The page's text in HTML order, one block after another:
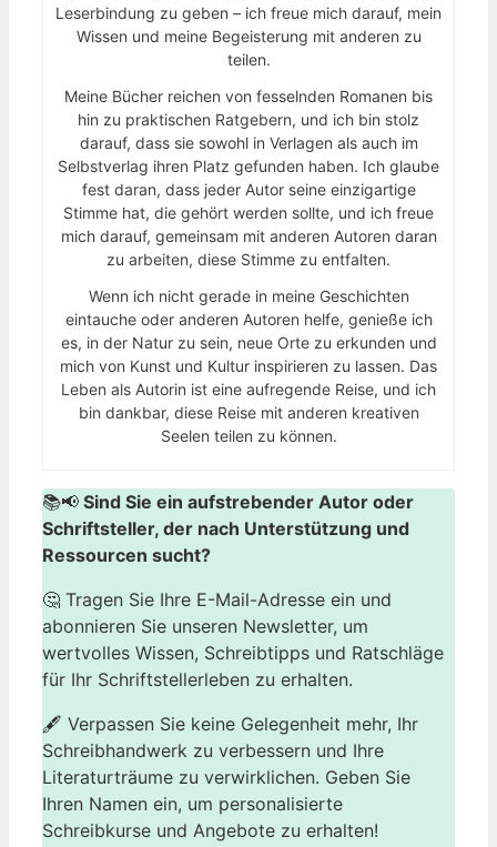
Leserbindung zu geben – ich freue mich darauf, mein
Wissen und meine Begeisterung mit anderen zu
teilen.
Meine Bücher reichen von fesselnden Romanen bis
hin zu praktischen Ratgebern, und ich bin stolz
darauf, dass sie sowohl in Verlagen als auch im
Selbstverlag ihren Platz gefunden haben. Ich glaube
fest daran, dass jeder Autor seine einzigartige
Stimme hat, die gehört werden sollte, und ich freue
mich darauf, gemeinsam mit anderen Autoren daran
zu arbeiten, diese Stimme zu entfalten.
Wenn ich nicht gerade in meine Geschichten
eintauche oder anderen Autoren helfe, genieße ich
es, in der Natur zu sein, neue Orte zu erkunden und
mich von Kunst und Kultur inspirieren zu lassen. Das
Leben als Autorin ist eine aufregende Reise, und ich
bin dankbar, diese Reise mit anderen kreativen
Seelen teilen zu können.
📚📢 Sind Sie ein aufstrebender Autor oder
Schriftsteller, der nach Unterstützung und
Ressourcen sucht?
🤔 Tragen Sie Ihre E-Mail-Adresse ein und
abonnieren Sie unseren Newsletter, um
wertvolles Wissen, Schreibtipps und Ratschläge
für Ihr Schriftstellerleben zu erhalten.
🖋️ Verpassen Sie keine Gelegenheit mehr, Ihr
Schreibhandwerk zu verbessern und Ihre
Literaturträume zu verwirklichen. Geben Sie
Ihren Namen ein, um personalisierte
Schreibkurse und Angebote zu erhalten!